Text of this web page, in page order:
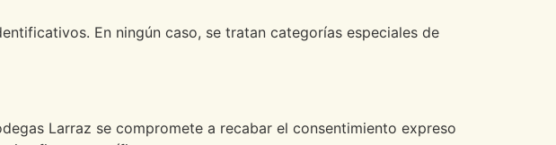
En ningún caso, se tratan categorías especiales de
Larraz se compromete a recabar el consentimiento expreso